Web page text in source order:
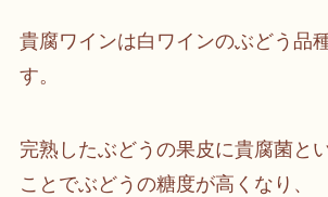
貴腐ワインは白ワインのぶどう品
す。
完熟したぶどうの果皮に貴腐菌と
ことでぶどうの糖度が高くなり、